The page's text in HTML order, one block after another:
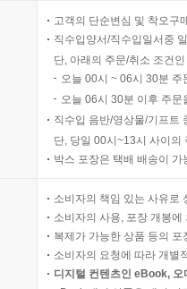
고객의 단순변심 및 착오구
직수입양서/직수입일서중
단, 아래의 주문/취소 조건
오늘 00시 ~ 06시 30분
오늘 06시 30분 이후 주
직수입 음반/영상물/기프트
단, 당일 00시~13시 사이의
박스 포장은 택배 배송이
소비자의 책임 있는 사유로
소비자의 사용, 포장 개봉
복제가 가능한 상품 등의
소비자의 요청에 따라 개별
디지털 컨텐츠인 eBook,